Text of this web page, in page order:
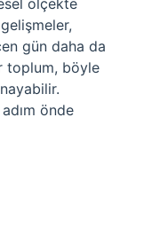
ölçekte
gün daha da
toplum, böyle
önde